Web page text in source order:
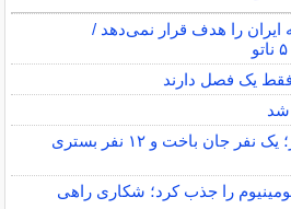
ایران را هدف قرار نمی‌دهد /
شد
مسمومیت الکلی در نیشابور؛ یک نفر جان باخت و ۱۲ نفر بستری
۱۹ ساله آلومینیوم را جذب کرد؛ شکاری راهی